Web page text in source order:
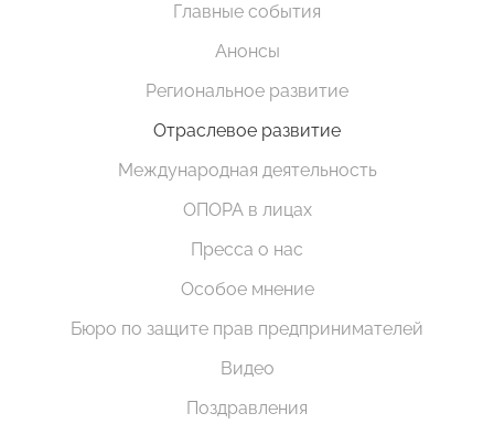
Главные события
Анонсы
Региональное развитие
Отраслевое развитие
Международная деятельность
ОПОРА в лицах
Пресса о нас
Особое мнение
Бюро по защите прав предпринимателей
Видео
Поздравления